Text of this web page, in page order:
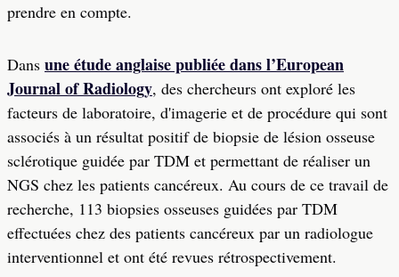
prendre en compte.
Dans une étude anglaise publiée dans l’European
Journal of Radiology, des chercheurs ont exploré les
facteurs de laboratoire, d'imagerie et de procédure qui sont
associés à un résultat positif de biopsie de lésion osseuse
sclérotique guidée par TDM et permettant de réaliser un
NGS chez les patients cancéreux. Au cours de ce travail de
recherche, 113 biopsies osseuses guidées par TDM
effectuées chez des patients cancéreux par un radiologue
interventionnel et ont été revues rétrospectivement.